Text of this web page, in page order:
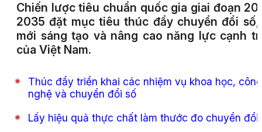
Chiến lược tiêu chuẩn quốc gia giai đoạn
2035 đặt mục tiêu thúc đẩy chuyển đổi
mới sáng tạo và nâng cao năng lực cạnh
của Việt Nam.
Thúc đẩy triển khai các nhiệm vụ khoa học, công
nghệ và chuyển đổi số
Lấy hiệu quả thực chất làm thước đo chuyển đổi